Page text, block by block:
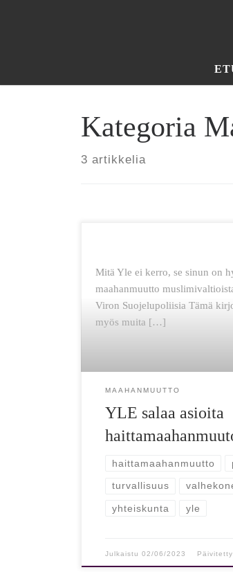
Kategoria
3 artikkelia
Mitä Yle ei kerro, se sinun on
maahanmuutto
Viron Suojelupoliisia Tämä
myös muita […]
MAAHANMUUTTO
YLE salaa asioita
haittamaahanmuutto
turvallisuus
yhteiskunta yle
Julkaistu 02/06/2023 Päivitetty